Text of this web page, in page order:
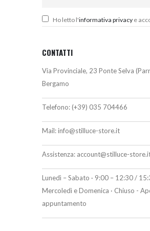
Ho letto l'informativa privacy e
CONTATTI
Via Provinciale, 23 Ponte Selva
Bergamo
Telefono: (+39) 035 704466
Mail:info@stilluce-store.it
Assistenza: account@stilluce-
Lunedì – Sabato · 9:00 – 12:30 /
Mercoledì e Domenica · Chiuso -
appuntamento